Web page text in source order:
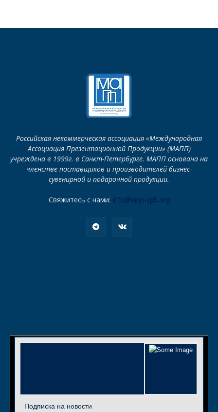
Российская некоммерческая ассоциация «Международная
Ассоциация Презентационной Продукции» (МАПП)
учреждена в 1999г. в Санкт-Петербурге. МАПП основана на
членстве поставщиков и производителей бизнес-
сувенирной и подарочной продукции.
Свяжитесь с нами: info@iapp-spb.org
Подписка на новости